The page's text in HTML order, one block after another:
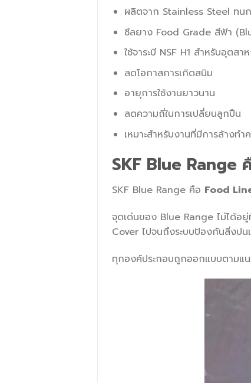
ผลิตจาก Stainless Steel ทน
ซีลยาง Food Grade สีฟ้า
ใช้จาระบี NSF H1 สำหรับอุตสา
ลดโอกาสการเกิดสนิม
อายุการใช้งานยาวนาน
ลดความถี่ในการเปลี่ยนลูกปืน
เหมาะสำหรับงานที่มีการล้างทำ
SKF Blue Range
SKF Blue Range คือ Food
จุดเด่นของ Blue Range ไม่ได้อ
Cover ไปจนถึงระบบป้องกันสิ่งปน
ทุกองค์ประกอบถูกออกแบบตามแ